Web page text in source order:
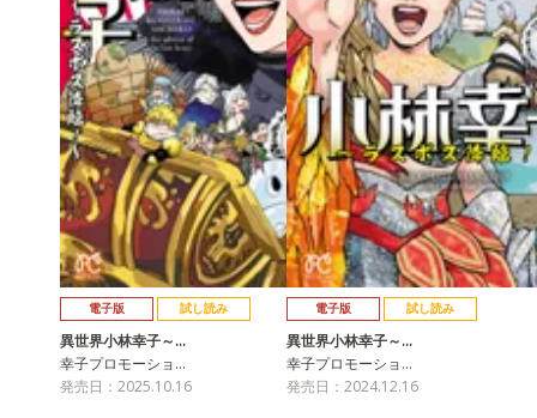
電子版 試し読み
異世界小林幸子～…
幸子プロモーショ…
発売日：2025.10.16
電子版 試し読み
異世界小林幸子～…
幸子プロモーショ…
発売日：2024.12.16